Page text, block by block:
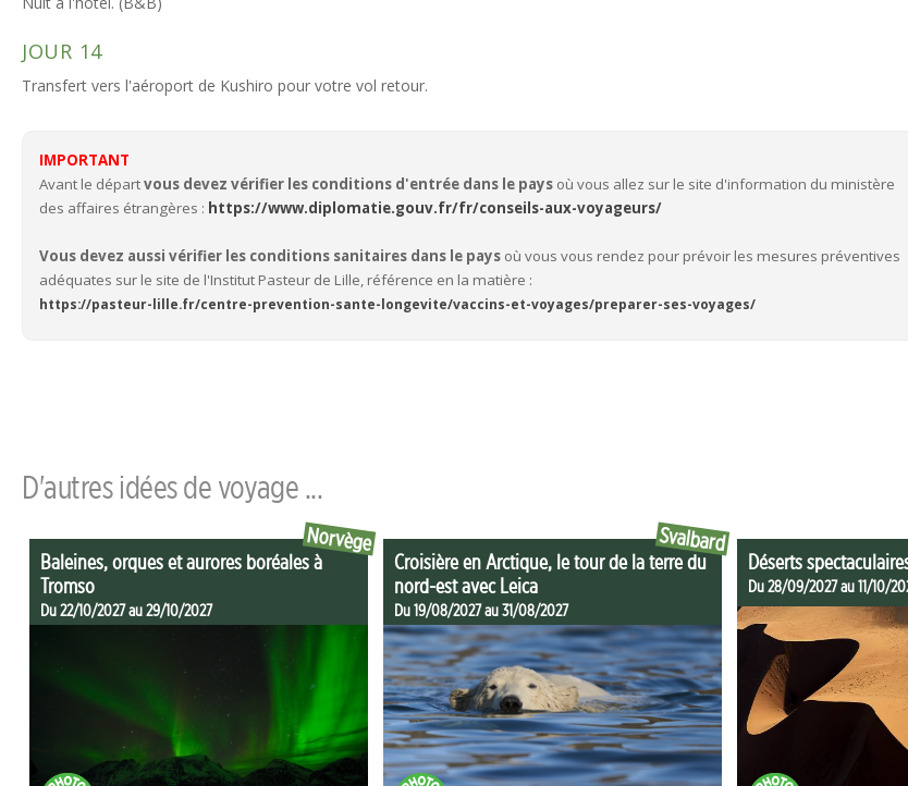
JOUR 14
Transfert vers l'aéroport de Kushiro pour votre vol retour.
IMPORTANT
Avant le départvous devez vérifier les conditions d'entrée dans le pays où vous allez sur le site d'information du ministère
des affaires étrangères : https://www.diplomatie.gouv.fr/fr/conseils-aux-voyageurs/
Vous devez aussi vérifier les conditions sanitaires dans le pays où vous vous rendez pour prévoir les mesures préventives
adéquates sur le site de l'Institut Pasteur de Lille, référence en la matière :
https://pasteur-lille.fr/centre-prevention-sante-longevite/vaccins-et-voyages/preparer-ses-voyages/
D'autres idées de voyage ...
Baleines, orques et aurores boréales à
Tromso
Norvège
Du 22/10/2027 au 29/10/2027
Croisière en Arctique, le tour de la terre du
nord-est avec Leica
Svalbard
Du 19/08/2027 au 31/08/2027
Déserts
Du 28/09/2027 au 11/10/